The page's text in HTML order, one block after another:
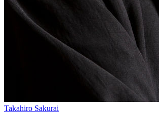
Takahiro Sakurai